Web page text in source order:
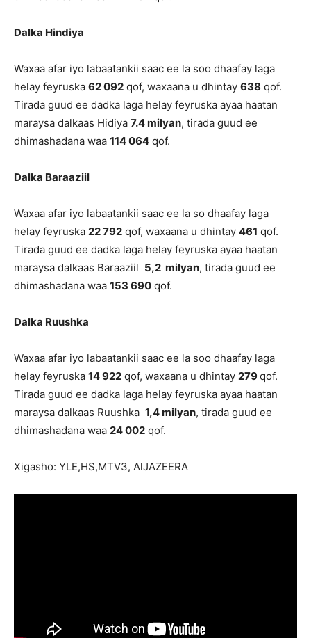
Dalka Hindiya
Waxaa afar iyo labaatankii saac ee la soo dhaafay laga
helay feyruska 62 092 qof, waxaana u dhintay 638 qof.
Tirada guud ee dadka laga helay feyruska ayaa haatan
maraysa dalkaas Hidiya 7.4 milyan, tirada guud ee
dhimashadana waa 114 064 qof.
Dalka Baraaziil
Waxaa afar iyo labaatankii saac ee la so dhaafay laga
helay feyruska 22 792 qof, waxaana u dhintay 461 qof.
Tirada guud ee dadka laga helay feyruska ayaa haatan
maraysa dalkaas Baraaziil 5,2 milyan, tirada guud ee
dhimashadana waa 153 690 qof.
Dalka Ruushka
Waxaa afar iyo labaatankii saac ee la soo dhaafay laga
helay feyruska 14 922 qof, waxaana u dhintay 279qof.
Tirada guud ee dadka laga helay feyruska ayaa haatan
maraysa dalkaas Ruushka 1,4 milyan, tirada guud ee
dhimashadana waa 24 002 qof.
Xigasho: YLE,HS,MTV3, AlJAZEERA